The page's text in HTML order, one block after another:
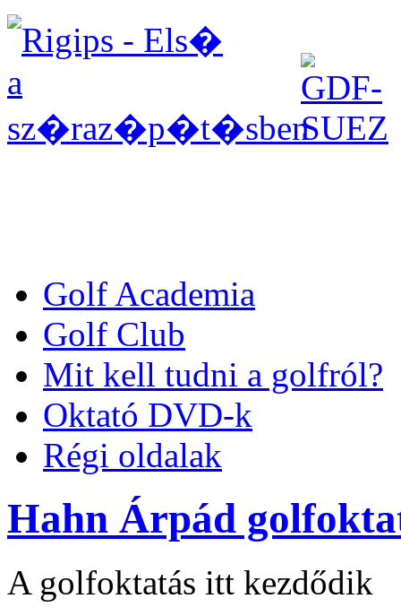
Golf Academia
Golf Club
Mit kell tudni a golfról?
Oktató DVD-k
Régi oldalak
Hahn Árpád
A golfoktatás itt kezdődik